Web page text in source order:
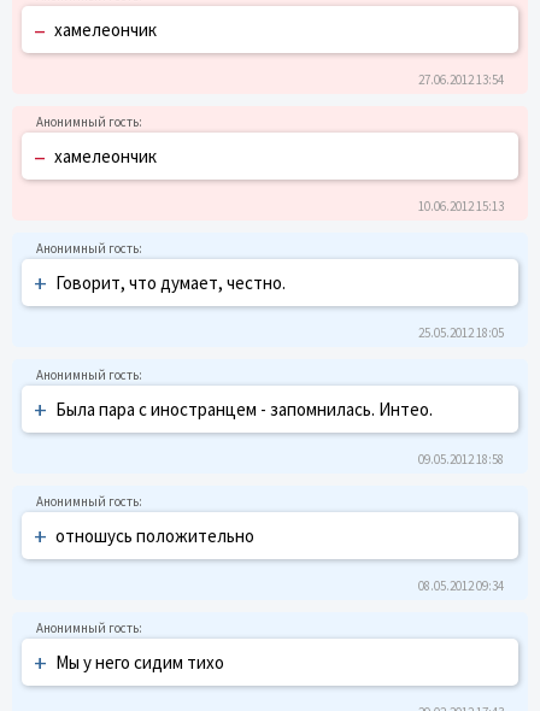
– хамелеончик
27.06.2012 13:54
– хамелеончик
10.06.2012 15:13
+ Говорит, что думает, честно.
25.05.2012 18:05
+ Была пара с иностранцем - запомнилась. Интео.
09.05.2012 18:58
+ отношусь положительно
08.05.2012 09:34
+ Мы у него сидим тихо